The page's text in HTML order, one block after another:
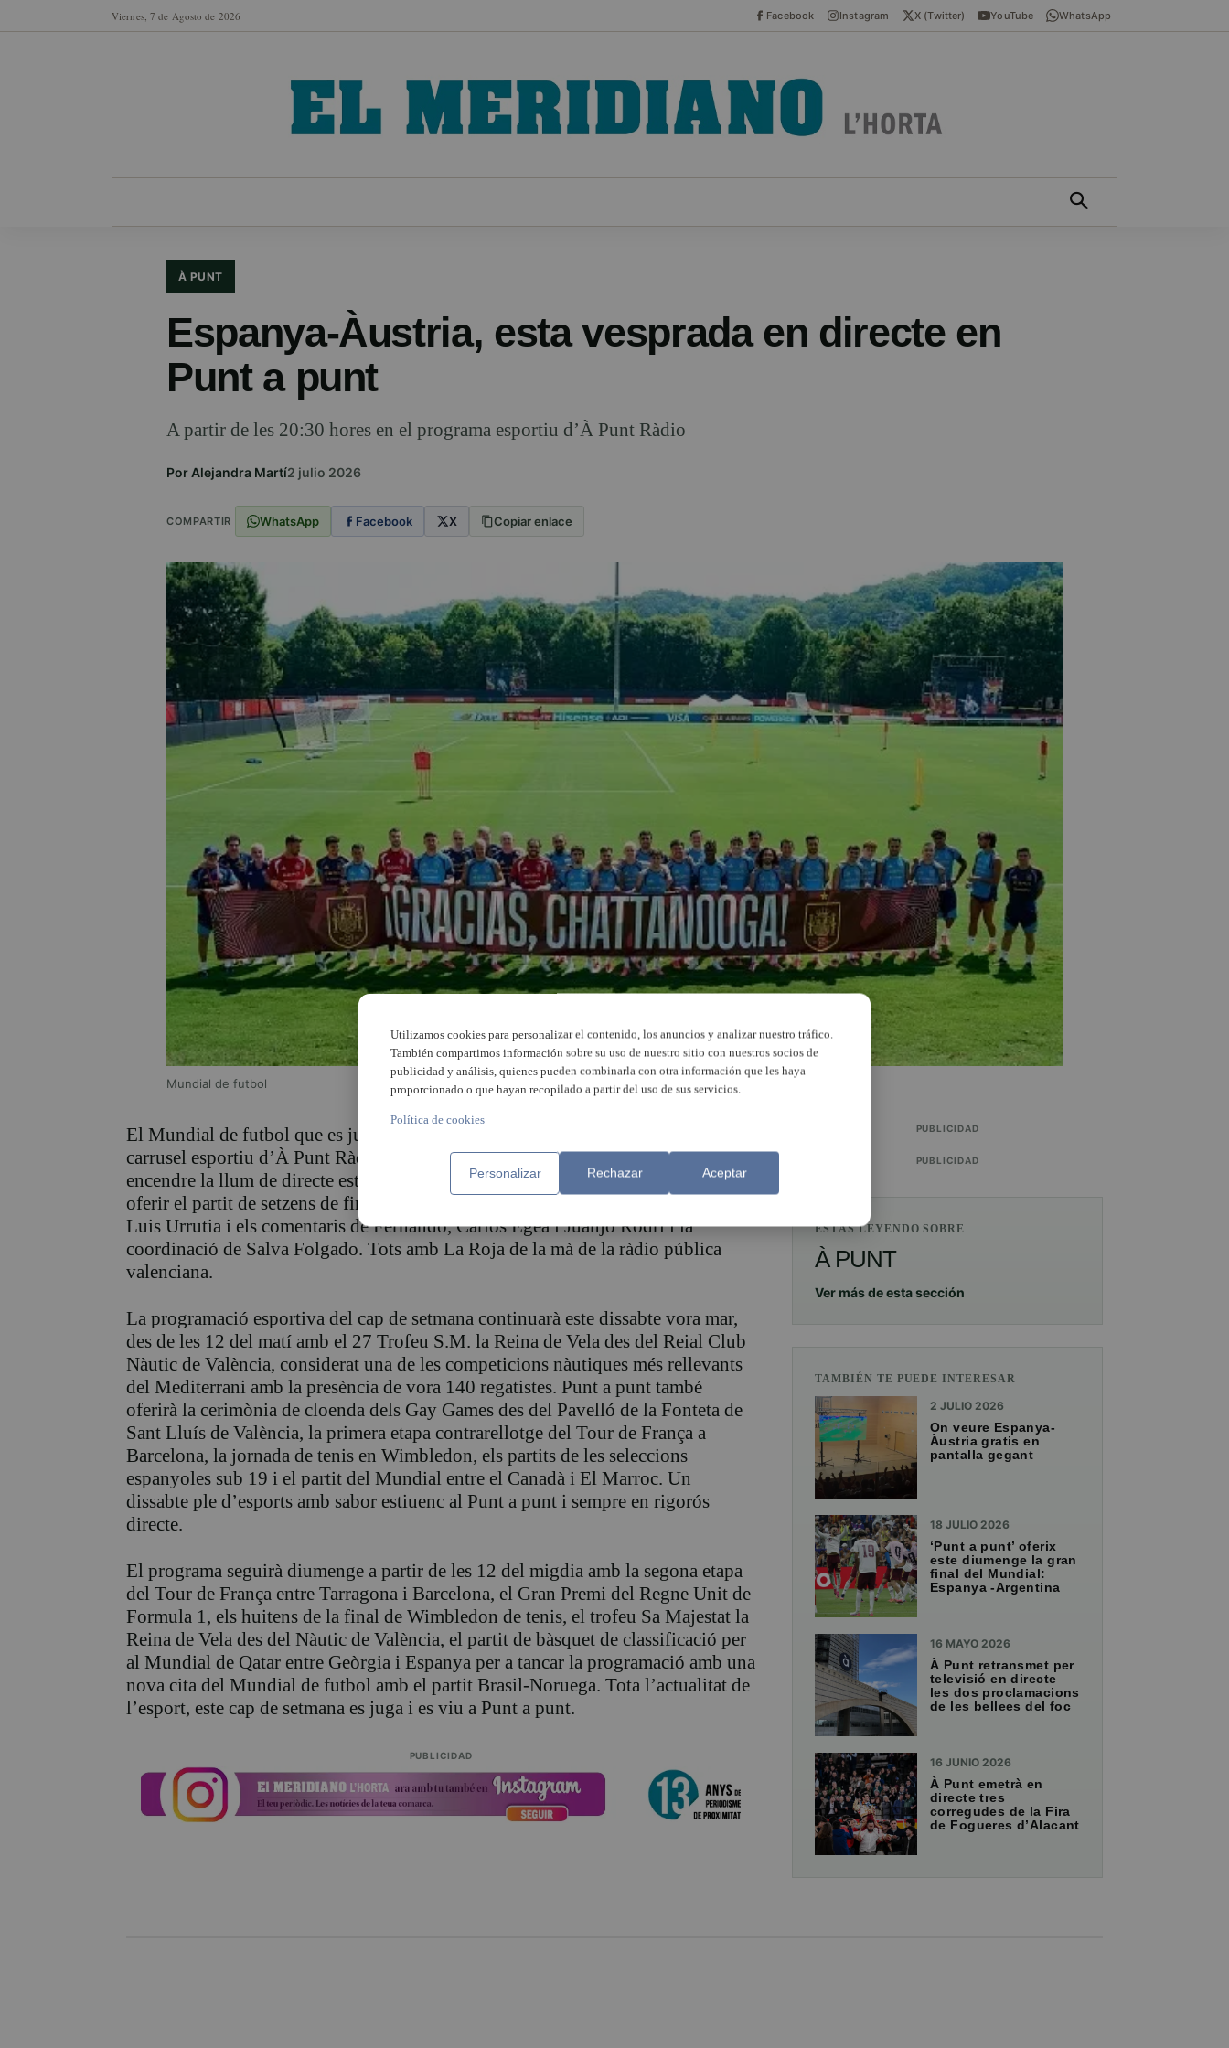
Viernes, 7 de Agosto de 2026 Facebook Instagram X (Twitter) YouTube WhatsApp
À PUNT
Espanya-Àustria, esta vesprada en directe en
Punt a punt
A partir de les 20:30 hores en el programa esportiu d’À Punt Ràdio
Por Alejandra Martí2 julio 2026
COMPARTIR WhatsApp Facebook X Copiar enlace
Mundial de futbol
El Mundial de futbol que es juga als Estats Units, Mèxic i Canadà també ho fa al
carrusel esportiu d’À Punt Ràdio. L’equip del programa Punt a punt torna a
encendre la llum de directe este dijous, des de les 8 i mitja de la vesprada per a
oferir el partit de setzens de final entre Espanya i Àustria. Amb la narració de
Luis Urrutia i els comentaris de Fernando, Carlos Egea i Juanjo Rodri i la
coordinació de Salva Folgado. Tots amb La Roja de la mà de la ràdio pública
valenciana.
La programació esportiva del cap de setmana continuarà este dissabte vora mar,
des de les 12 del matí amb el 27 Trofeu S.M. la Reina de Vela des del Reial Club
Nàutic de València, considerat una de les competicions nàutiques més rellevants
del Mediterrani amb la presència de vora 140 regatistes. Punt a punt també
oferirà la cerimònia de cloenda dels Gay Games des del Pavelló de la Fonteta de
Sant Lluís de València, la primera etapa contrarellotge del Tour de França a
Barcelona, la jornada de tenis en Wimbledon, els partits de les seleccions
espanyoles sub 19 i el partit del Mundial entre el Canadà i El Marroc. Un
dissabte ple d’esports amb sabor estiuenc al Punt a punt i sempre en rigorós
directe.
El programa seguirà diumenge a partir de les 12 del migdia amb la segona etapa
del Tour de França entre Tarragona i Barcelona, el Gran Premi del Regne Unit de
Formula 1, els huitens de la final de Wimbledon de tenis, el trofeu Sa Majestat la
Reina de Vela des del Nàutic de València, el partit de bàsquet de classificació per
al Mundial de Qatar entre Geòrgia i Espanya per a tancar la programació amb una
nova cita del Mundial de futbol amb el partit Brasil-Noruega. Tota l’actualitat de
l’esport, este cap de setmana es juga i es viu a Punt a punt.
PUBLICIDAD
PUBLICIDAD
PUBLICIDAD
ESTÁS LEYENDO SOBRE
À PUNT
Ver más de esta sección
TAMBIÉN TE PUEDE INTERESAR
2 JULIO 2026
On veure Espanya-
Àustria gratis en
pantalla gegant
18 JULIO 2026
‘Punt a punt’ oferix
este diumenge la gran
final del Mundial:
Espanya -Argentina
16 MAYO 2026
À Punt retransmet per
televisió en directe
les dos proclamacions
de les bellees del foc
16 JUNIO 2026
À Punt emetrà en
directe tres
corregudes de la Fira
de Fogueres d’Alacant
Utilizamos cookies para personalizar el contenido, los anuncios y analizar nuestro tráfico.
También compartimos información sobre su uso de nuestro sitio con nuestros socios de
publicidad y análisis, quienes pueden combinarla con otra información que les haya
proporcionado o que hayan recopilado a partir del uso de sus servicios.
Política de cookies
Personalizar Rechazar Aceptar